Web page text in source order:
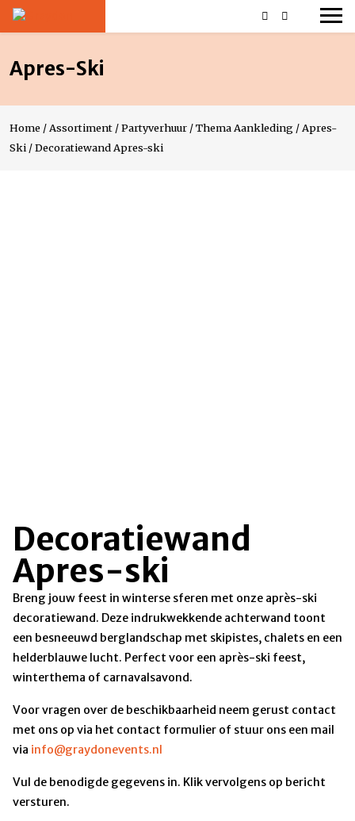
Apres-Ski
Home / Assortiment /Partyverhuur /Thema Aankleding / Apres-
Ski /Decoratiewand Apres-ski
Decoratiewand
Apres-ski
Breng jouw feest in winterse sferen met onze après-ski
decoratiewand. Deze indrukwekkende achterwand toont
een besneeuwd berglandschap met skipistes, chalets en een
helderblauwe lucht. Perfect voor een après-ski feest,
winterthema of carnavalsavond.
Voor vragen over de beschikbaarheid neem gerust contact
met ons op via het contact formulier of stuur ons een mail
via info@graydonevents.nl
Vul de benodigde gegevens in. Klik vervolgens op bericht
versturen.